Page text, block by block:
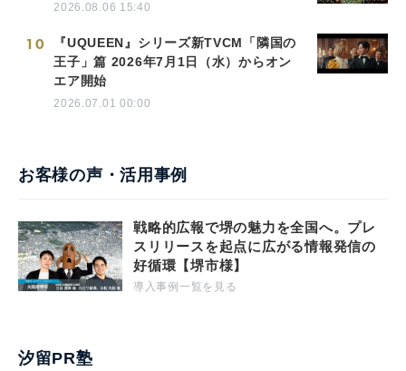
2026.08.06 15:40
10
『UQUEEN』シリーズ新TVCM「隣国の
王子」篇 2026年7月1日（水）からオン
エア開始
2026.07.01 00:00
お客様の声・活用事例
戦略的広報で堺の魅力を全国へ。プレ
スリリースを起点に広がる情報発信の
好循環【堺市様】
導入事例一覧を見る
汐留PR塾